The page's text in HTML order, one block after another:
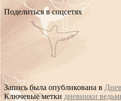
Поделиться в соцсетях
Запись была опубликована в
Ключевые метки дневники